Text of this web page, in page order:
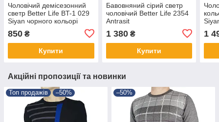
Чоловічий демісезонний
светр Better Life BT-1 029
Siyan чорного кольорі
850 ₴
Купити
Бавовняний сірий светр
чоловічий Better Life 2354
Antrasit
1 380₴
Купити
1
Акційні пропозиції та новинки
Топ продажів –50% –50%